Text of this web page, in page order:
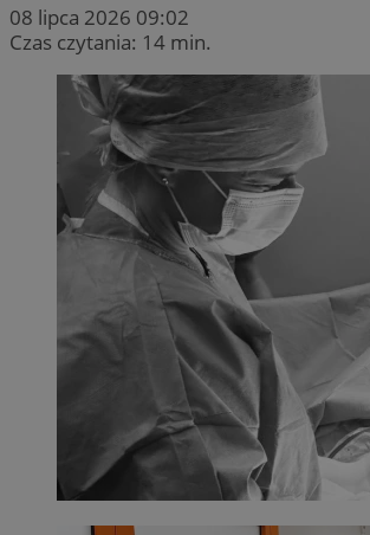
08 lipca 2026 09:02
Czas czytania: 14 min.